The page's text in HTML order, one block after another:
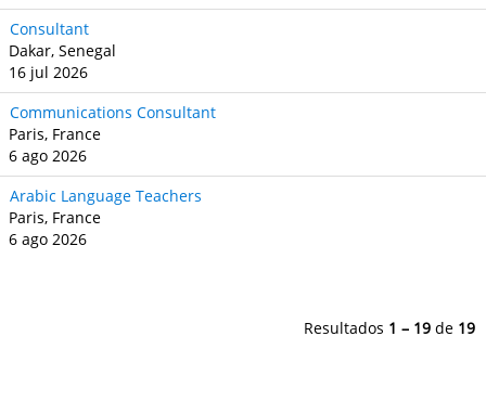
Consultant
Dakar, Senegal
16 jul 2026
Communications Consultant
Paris, France
6 ago 2026
Arabic Language Teachers
Paris, France
6 ago 2026
Resultados 1 – 19 de 19